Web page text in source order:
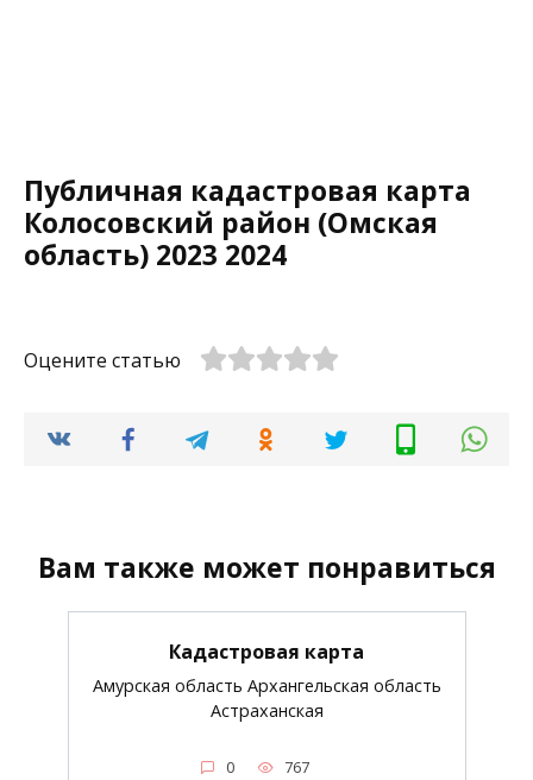
Публичная кадастровая карта
Колосовский район (Омская
область) 2023 2024
Оцените статью
Вам также может понравиться
Кадастровая карта
Амурская область Архангельская область
Астраханская
0 767